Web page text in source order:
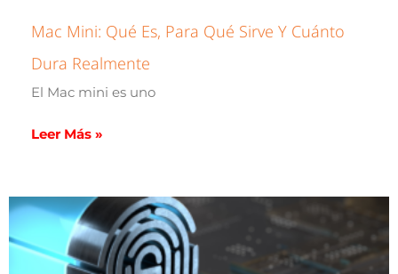
Mac Mini: Qué Es, Para Qué Sirve Y Cuánto
Dura Realmente
El Mac mini es uno
Leer Más »